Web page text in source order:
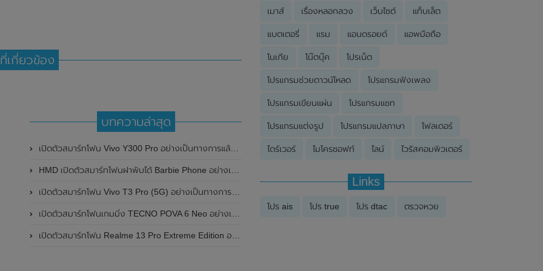
เกี่ยวข้อง
บทความล่าสุด
เปิดตัวสมาร์ทโฟน Vivo Y300 Pro อย่างเป็นทางการแล้วในประเทศจีน มาพร้อมดีไซน์พรีเมี่ยม ทนทาน และแบตเตอรี่สุดอึดขนาดใหญ่ 6,500mAh พร้อมรองรับการชาร์จไว 80W
HMD เปิดตัวสมาร์ทโฟนฝาพับได้ Barbie Phone อย่างเป็นทางการแล้ว มาพร้อมธีมสีชมพูสดใส
เปิดตัวสมาร์ทโฟน Vivo T3 Pro (5G) อย่างเป็นทางการแล้วในประเทศอินเดีย
เปิดตัวสมาร์ทโฟนเกมมิ่ง TECNO POVA 6 Neo อย่างเป็นทางการแล้วในประเทศไทย ในราคา 8,499 บาท
เปิดตัวสมาร์ทโฟน Realme 13 Pro Extreme Edition อย่างเป็นทางการแล้วในประเทศจีน
เมาส์ เรื่องหลอกลวง เว็บไซต์ แท็บเล็ต
แบตเตอรี่ แรม แอนดรอยด์ แอพมือถือ
โนเกีย โน๊ตบุ๊ค โปรเน็ต
โปรแกรมช่วยดาวน์โหลด โปรแกรมฟังเพลง
โปรแกรมเขียนแผ่น โปรแกรมแชท
โปรแกรมแต่งรูป โปรแกรมแปลภาษา โฟลเดอร์
ไดร์เวอร์ ไมโครซอฟท์ ไลน์ ไวรัสคอมพิวเตอร์
Links
โปร ais โปร true โปร dtac ตรวจหวย